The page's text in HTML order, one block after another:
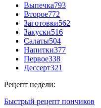
Выпечка793
Второе772
Заготовки562
Закуски516
Салаты504
Напитки377
Первое338
Дессерт321
Рецепт недели:
Быстрый рецепт пончиков